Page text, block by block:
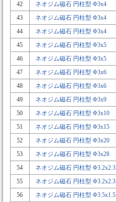
42
ネオジム磁石 円柱型 Φ3x4
43
ネオジム磁石 円柱型 Φ3x4
44
ネオジム磁石 円柱型 Φ3x4
45
ネオジム磁石 円柱型 Φ3x5
46
ネオジム磁石 円柱型 Φ3x5
47
ネオジム磁石 円柱型 Φ3x6
48
ネオジム磁石 円柱型 Φ3x6
49
ネオジム磁石 円柱型 Φ3x9
50
ネオジム磁石 円柱型 Φ3x10
51
ネオジム磁石 円柱型 Φ3x15
52
ネオジム磁石 円柱型 Φ3x20
53
ネオジム磁石 円柱型 Φ3x28
54
ネオジム磁石 円柱型 Φ3.2x2.3
55
ネオジム磁石 円柱型 Φ3.2x2.3
56
ネオジム磁石 円柱型 Φ3.5x1.5